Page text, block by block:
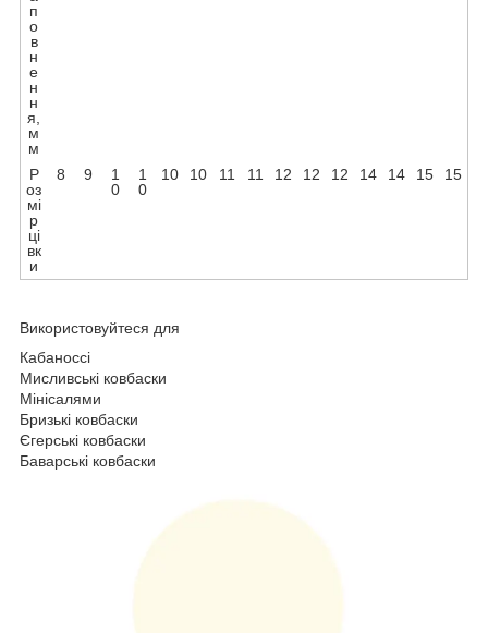
п
о
в
н
е
н
н
я,
м
м
Р
оз
мі
р
ці
вк
и
8 9
1
0
1
0
10 10 11 11 12 12 12 14 14 15 15
Використовуйтеся для
Кабаноссі
Мисливські ковбаски
Мінісалями
Бризькі ковбаски
Єгерські ковбаски
Баварські ковбаски